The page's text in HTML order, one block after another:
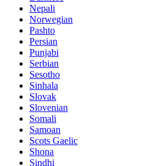
Nepali
Norwegian
Pashto
Persian
Punjabi
Serbian
Sesotho
Sinhala
Slovak
Slovenian
Somali
Samoan
Scots Gaelic
Shona
Sindhi